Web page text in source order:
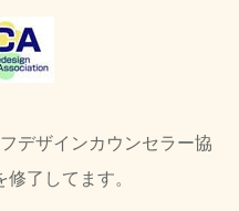
デザインカウンセラー協
了してます。